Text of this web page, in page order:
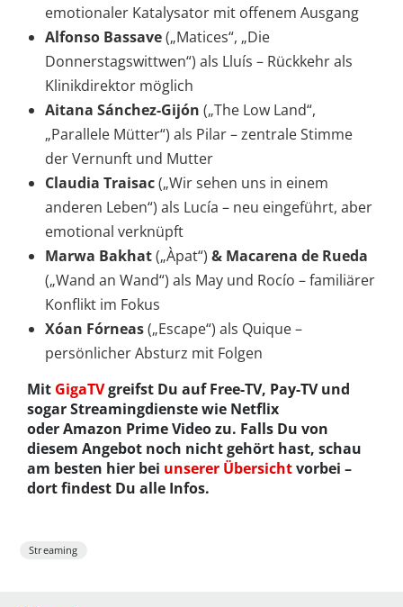
emotionaler Katalysator mit offenem Ausgang
Alfonso Bassave(„Matices“, „Die
Donnerstagswittwen“) als Lluís – Rückkehr als
Klinikdirektor möglich
Aitana Sánchez-Gijón („The Low Land“,
„Parallele Mütter“) als Pilar – zentrale Stimme
der Vernunft und Mutter
Claudia Traisac(„Wir sehen uns in einem
anderen Leben“) als Lucía – neu eingeführt, aber
emotional verknüpft
Marwa Bakhat(„Àpat“) & Macarena de Rueda
(„Wand an Wand“) als May und Rocío – familiärer
Konflikt im Fokus
Xóan Fórneas(„Escape“) als Quique –
persönlicher Absturz mit Folgen
Mit GigaTVgreifst Du auf Free-TV, Pay-TV und
sogar Streamingdienste wie Netflix
oder Amazon Prime Video zu. Falls Du von
diesem Angebot noch nicht gehört hast, schau
am besten hier bei unserer Übersichtvorbei –
dort findest Du alle Infos.
Streaming